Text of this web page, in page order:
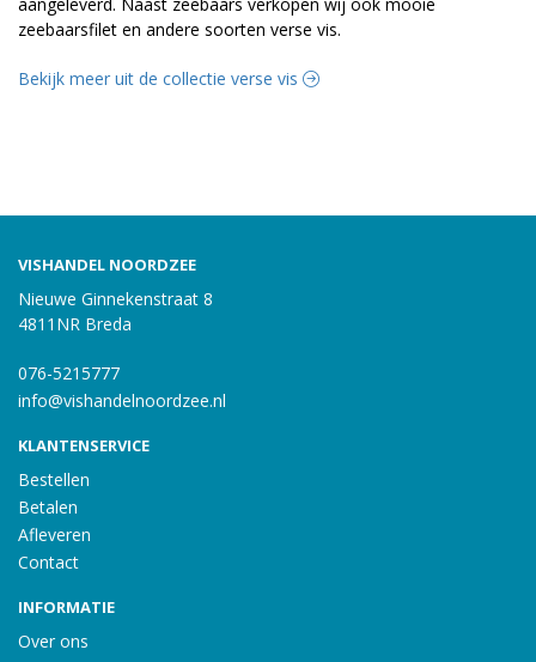
zeebaarsfilet en andere soorten verse vis.
Bekijk meer uit de collectie verse vis
VISHANDEL NOORDZEE
Nieuwe Ginnekenstraat 8
4811NR Breda
076-5215777
info@vishandelnoordzee.nl
KLANTENSERVICE
Bestellen
Betalen
Afleveren
Contact
INFORMATIE
Over ons